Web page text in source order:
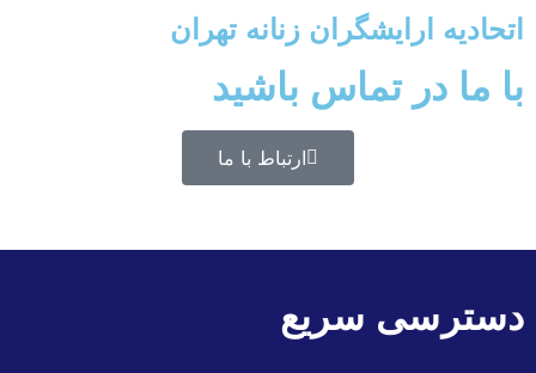
اتحادیه ارایشگران زنانه تهران
با ما در تماس باشید
ارتباط با ما
دسترسی سریع